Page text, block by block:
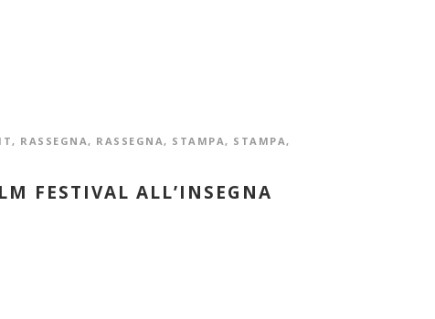
, RASSEGNA , RASSEGNA , STAMPA , STAMPA ,
FESTIVAL ALL’INSEGNA